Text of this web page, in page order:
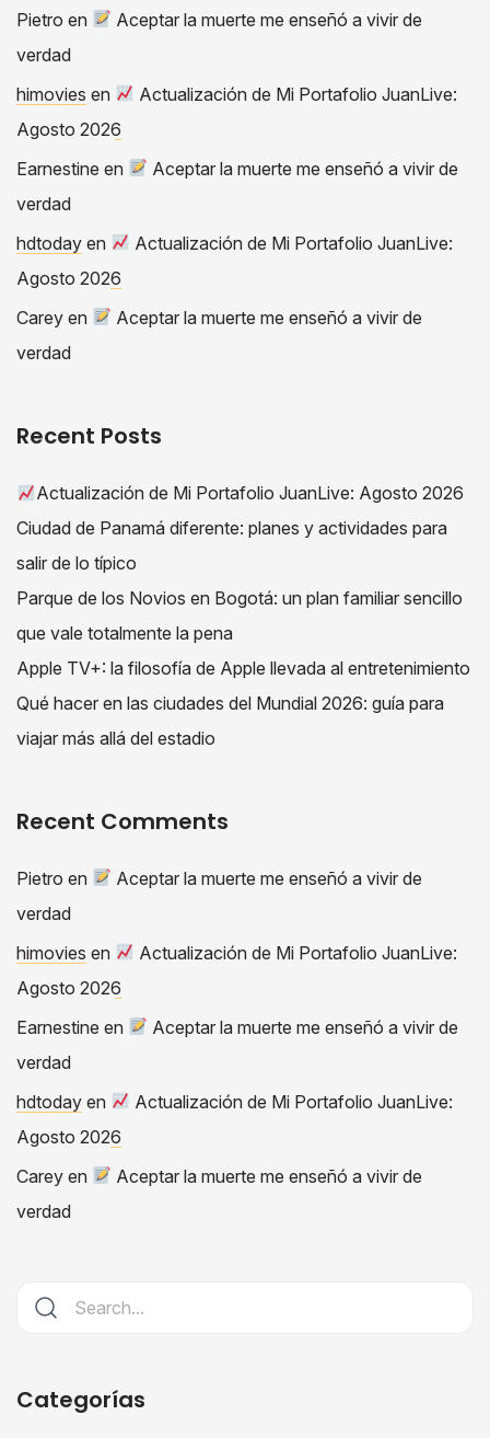
Pietro en
Aceptar la muerte me enseñó a vivir de
verdad
himovies en
Actualización de Mi Portafolio JuanLive:
Agosto 2026
Earnestine en
Aceptar la muerte me enseñó a vivir de
verdad
hdtoday en
Actualización de Mi Portafolio JuanLive:
Agosto 2026
Carey en
Aceptar la muerte me enseñó a vivir de
verdad
Recent Posts
Actualización de Mi Portafolio JuanLive: Agosto 2026
Ciudad de Panamá diferente: planes y actividades para
salir de lo típico
Parque de los Novios en Bogotá: un plan familiar sencillo
que vale totalmente la pena
Apple TV+: la filosofía de Apple llevada al entretenimiento
Qué hacer en las ciudades del Mundial 2026: guía para
viajar más allá del estadio
Recent Comments
Pietro en
Aceptar la muerte me enseñó a vivir de
verdad
himovies en
Actualización de Mi Portafolio JuanLive:
Agosto 2026
Earnestine en
Aceptar la muerte me enseñó a vivir de
verdad
hdtoday en
Actualización de Mi Portafolio JuanLive:
Agosto 2026
Carey en
Aceptar la muerte me enseñó a vivir de
verdad
Categorías